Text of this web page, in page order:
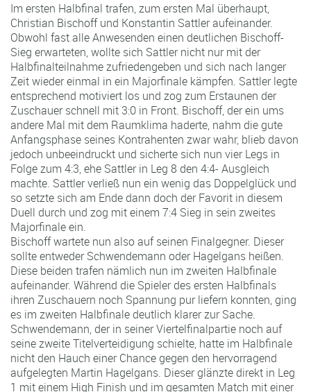
Im ersten Halbfinal trafen, zum ersten Mal überhaupt,
Christian Bischoff und Konstantin Sattler aufeinander.
Obwohl fast alle Anwesenden einen deutlichen Bischoff-
Sieg erwarteten, wollte sich Sattler nicht nur mit der
Halbfinalteilnahme zufriedengeben und sich nach langer
Zeit wieder einmal in ein Majorfinale kämpfen. Sattler legte
entsprechend motiviert los und zog zum Erstaunen der
Zuschauer schnell mit 3:0 in Front. Bischoff, der ein ums
andere Mal mit dem Raumklima haderte, nahm die gute
Anfangsphase seines Kontrahenten zwar wahr, blieb davon
jedoch unbeeindruckt und sicherte sich nun vier Legs in
Folge zum 4:3, ehe Sattler in Leg 8 den 4:4- Ausgleich
machte. Sattler verließ nun ein wenig das Doppelglück und
so setzte sich am Ende dann doch der Favorit in diesem
Duell durch und zog mit einem 7:4 Sieg in sein zweites
Majorfinale ein.
Bischoff wartete nun also auf seinen Finalgegner. Dieser
sollte entweder Schwendemann oder Hagelgans heißen.
Diese beiden trafen nämlich nun im zweiten Halbfinale
aufeinander. Während die Spieler des ersten Halbfinals
ihren Zuschauern noch Spannung pur liefern konnten, ging
es im zweiten Halbfinale deutlich klarer zur Sache.
Schwendemann, der in seiner Viertelfinalpartie noch auf
seine zweite Titelverteidigung schielte, hatte im Halbfinale
nicht den Hauch einer Chance gegen den hervorragend
aufgelegten Martin Hagelgans. Dieser glänzte direkt in Leg
1 mit einem High Finish und im gesamten Match mit einer